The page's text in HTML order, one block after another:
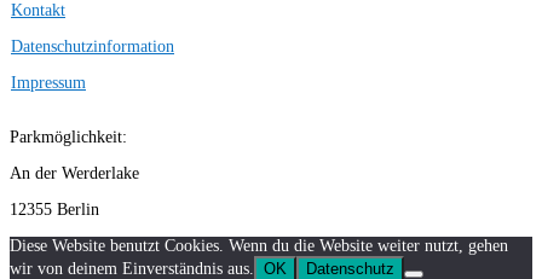
Kontakt
Datenschutzinformation
Impressum
Parkmöglichkeit:
An der Werderlake
12355 Berlin
Diese Website benutzt Cookies. Wenn du die Website weiter nutzt, gehen
wir von deinem Einverständnis aus. OK Datenschutz